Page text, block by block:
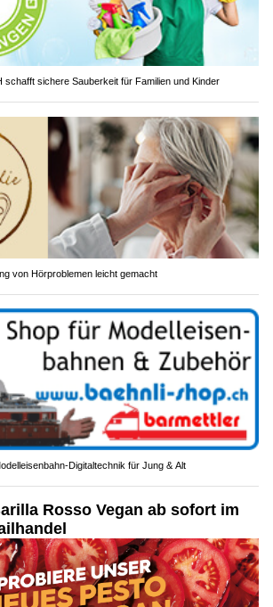
schafft sichere Sauberkeit für Familien und Kinder
von Hörproblemen leicht gemacht
Digitaltechnik für Jung & Alt
Rosso Vegan ab sofort im